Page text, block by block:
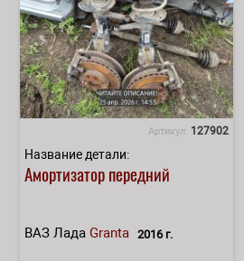
Артикул: 127902
Название детали:
Амортизатор передний
ВАЗ Лада Granta 2016 г.